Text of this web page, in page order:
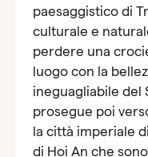
paesaggistico di
culturale e
perdere una
luogo con la
ineguagliabile del
prosegue poi
la città imperiale
di Hoi An che